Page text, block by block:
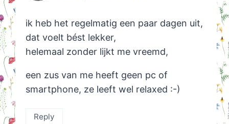
ik heb het regelmatig een paar dagen uit,
dat voelt bést lekker,
helemaal zonder lijkt me vreemd,
een zus van me heeft geen pc of
smartphone, ze leeft wel relaxed :-)
Reply